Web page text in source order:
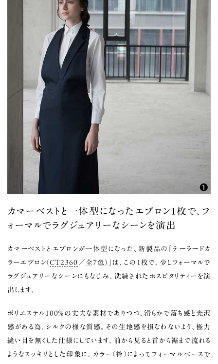
カマーベストと一体型になったエプロン1枚で、フ
ォーマルでラグジュアリーなシーンを演出
カマーベストとエプロンが一体型になった、新製品の「テーラードカ
ラーエプロン（ CT2360 ／全7色）」は、この1枚で、少しフォーマルで
ラグジュアリーなシーンにもなじみ、洗練されたホスピタリティーを演
出します。
ポリエステル100％の丈夫な素材でありつつ、滑らかで落ち感と光沢
感がある為、シルクの様な質感。その生地感を損なわないよう、極力
縫い目を無くした仕様にしています。前から見ると首から裾まで流れる
ようなスッキリとした印象に。カラー（衿）によってフォーマルベースで